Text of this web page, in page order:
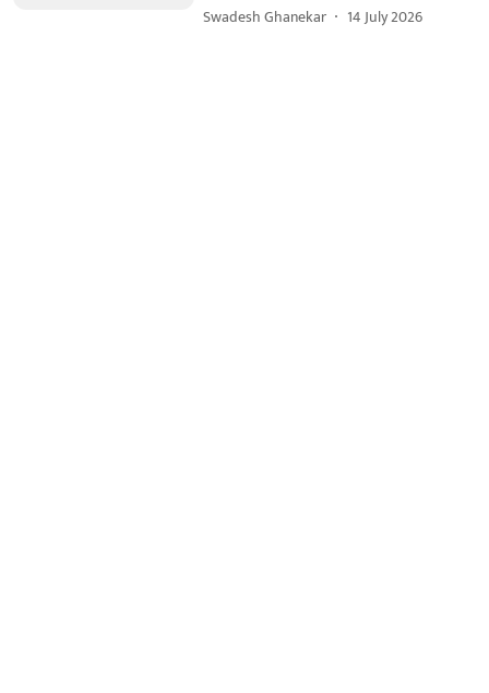
Swadesh Ghanekar 14 July 2026